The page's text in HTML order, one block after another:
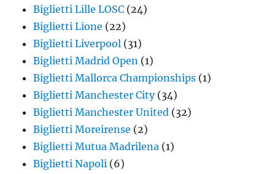
Biglietti Lille LOSC (24)
Biglietti Lione (22)
Biglietti Liverpool (31)
Biglietti Madrid Open (1)
Biglietti Mallorca Championships (1)
Biglietti Manchester City(34)
Biglietti Manchester United (32)
Biglietti Moreirense (2)
Biglietti Mutua Madrilena (1)
Biglietti Napoli (6)